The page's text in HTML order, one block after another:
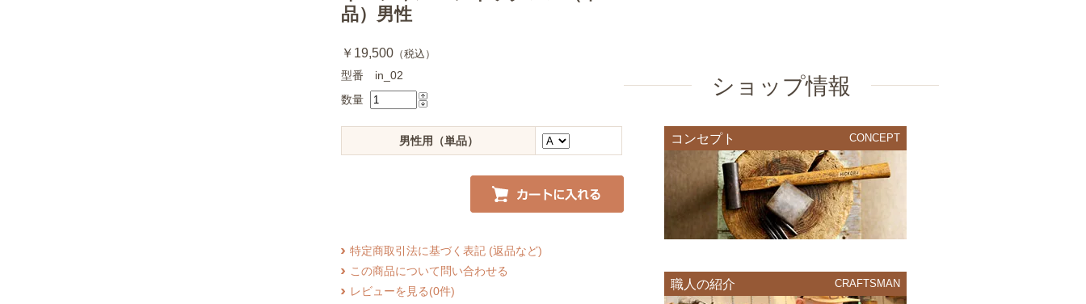
品）男性
￥19,500 （税込）
型番 in_02
数量
男性用（単品）
特定商取引法に基づく表記 (返品など)
この商品について問い合わせる
レビューを見る(0件)
ショップ情報
コンセプト CONCEPT
職人の紹介 CRAFTSMAN